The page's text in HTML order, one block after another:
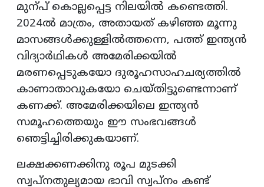
മുന്പ് കൊല്ലപ്പെട്ട നിലയിൽ കണ്ടെത്തി.
2024ൽ മാത്രം, അതായത് കഴിഞ്ഞ മൂന്നു
മാസങ്ങൾക്കുള്ളിൽത്തന്നെ, പത്ത് ഇന്ത്യൻ
വിദ്യാർഥികൾ അമേരിക്കയിൽ
മരണപ്പെടുകയോ ദുരൂഹസാഹചര്യത്തിൽ
കാണാതാവുകയോ ചെയ്തിട്ടുണ്ടെന്നാണ്
കണക്ക്. അമേരിക്കയിലെ ഇന്ത്യൻ
സമൂഹത്തെയും ഈ സംഭവങ്ങൾ
ഞെട്ടിച്ചിരിക്കുകയാണ്.
ലക്ഷക്കണക്കിനു രൂപ മുടക്കി
സ്വപ്നതുല്യമായ ഭാവി സ്വപ്നം കണ്ട്